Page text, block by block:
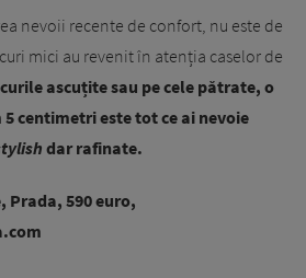
nevoii recente de confort, nu este de
mici au revenit în atenția caselor de
ascuțite sau pe cele pătrate, o
centimetri este tot ce ai nevoie
dar rafinate.
Prada, 590 euro,